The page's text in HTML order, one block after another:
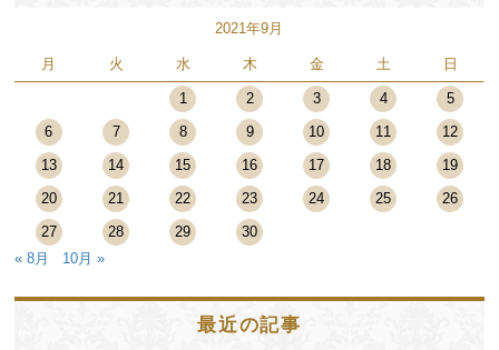
2021年9月
月 火 水 木 金 土 日
1 2 3 4
5
6
7 8 9 10 11
12
13
14 15 16 17 18
19
20
21 22 23 24 25
26
27
28 29
30
« 8月
10月 »
最近の記事